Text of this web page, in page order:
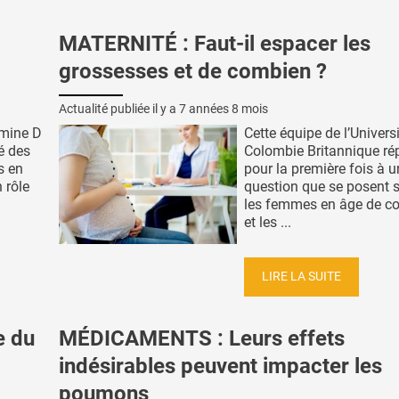
D
des
en
rôle
MATERNITÉ : Faut-il espacer les
grossesses et de combien ?
Actualité publiée il y a 7 années 8 mois
Cette équipe de
Colombie Britannique
pour la première fois à
question que se posent
les femmes en âge de
et les ...
LIRE LA SUITE
du
MÉDICAMENTS : Leurs effets
indésirables peuvent impacter les
poumons